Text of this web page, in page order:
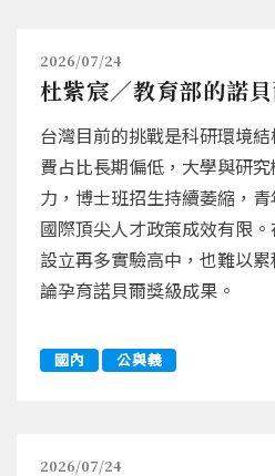
2026/07/24
杜紫宸／教育部的諾
台灣目前的挑戰是科研環境
費占比長期偏低，大學與研
力，博士班招生持續萎縮，
國際頂尖人才政策成效有限
設立再多實驗高中，也難以
論孕育諾貝爾獎級成果。
國內 公與義
2026/07/24